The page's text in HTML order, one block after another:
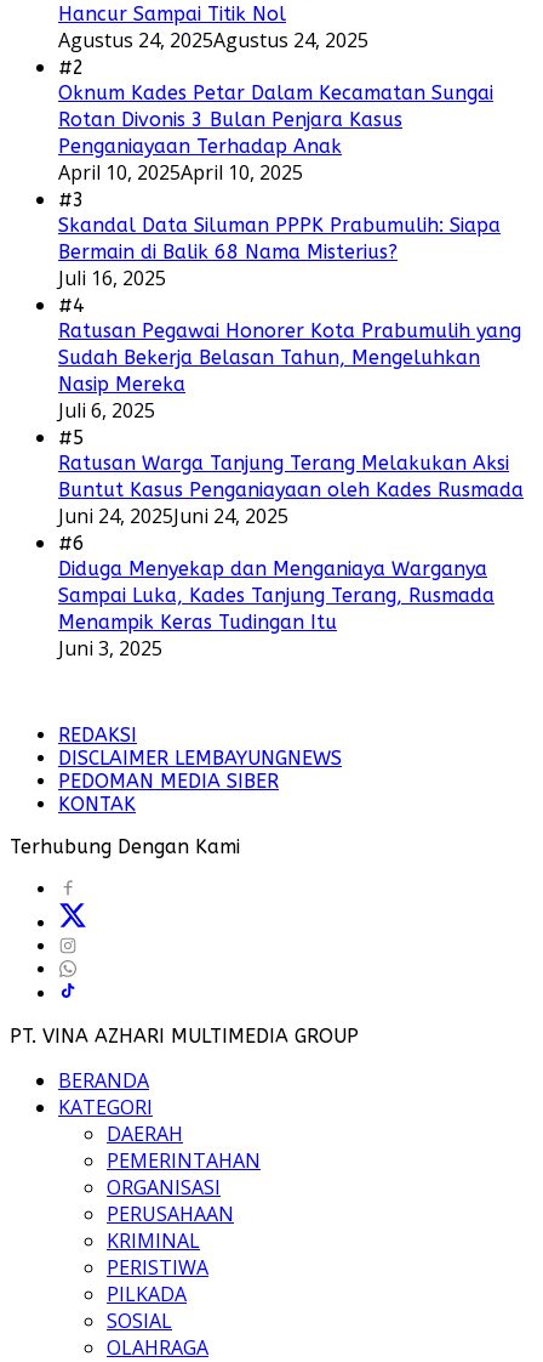
Hancur Sampai Titik Nol
Agustus 24, 2025Agustus 24, 2025
#2
Oknum Kades Petar Dalam Kecamatan Sungai
Rotan Divonis 3 Bulan Penjara Kasus
Penganiayaan Terhadap Anak
April 10, 2025April 10, 2025
#3
Skandal Data Siluman PPPK Prabumulih: Siapa
Bermain di Balik 68 Nama Misterius?
Juli 16, 2025
#4
Ratusan Pegawai Honorer Kota Prabumulih yang
Sudah Bekerja Belasan Tahun, Mengeluhkan
Nasip Mereka
Juli 6, 2025
#5
Ratusan Warga Tanjung Terang Melakukan Aksi
Buntut Kasus Penganiayaan oleh Kades Rusmada
Juni 24, 2025Juni 24, 2025
#6
Diduga Menyekap dan Menganiaya Warganya
Sampai Luka, Kades Tanjung Terang, Rusmada
Menampik Keras Tudingan Itu
Juni 3, 2025
REDAKSI
DISCLAIMER LEMBAYUNGNEWS
PEDOMAN MEDIA SIBER
KONTAK
Terhubung Dengan Kami
PT. VINA AZHARI MULTIMEDIA GROUP
BERANDA
KATEGORI
DAERAH
PEMERINTAHAN
ORGANISASI
PERUSAHAAN
KRIMINAL
PERISTIWA
PILKADA
SOSIAL
OLAHRAGA